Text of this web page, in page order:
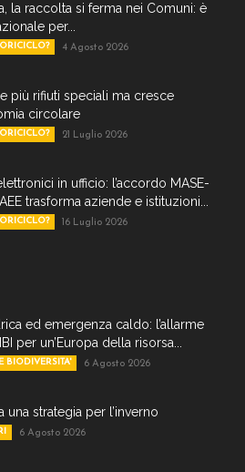
la raccolta si ferma nei Comuni: è
per...
4 Agosto 2026
più rifiuti speciali ma cresce
circolare
21 Luglio 2026
in ufficio: l’accordo MASE-
trasforma aziende e istituzioni...
16 Luglio 2026
ed emergenza caldo: l’allarme
per un’Europa della risorsa...
BIODIVERSITA' 6 Agosto 2026
una strategia per l’inverno
6 Agosto 2026